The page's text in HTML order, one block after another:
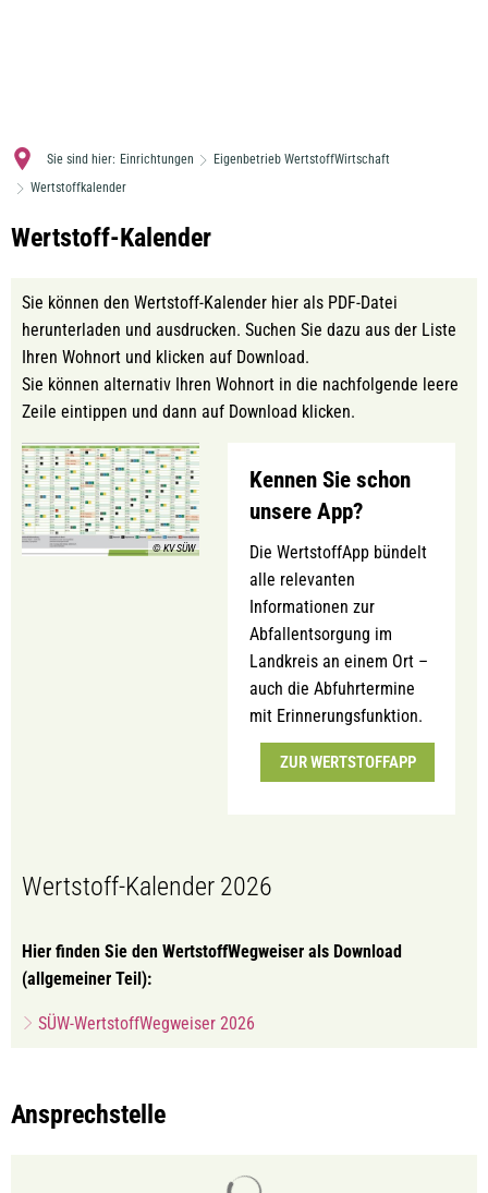
Sie sind hier: Einrichtungen
Eigenbetrieb WertstoffWirtschaft
Wertstoffkalender
Wertstoffkalender
Wertstoff-Kalender
Sie können den Wertstoff-Kalender hier als PDF-Datei
herunterladen und ausdrucken. Suchen Sie dazu aus der Liste
Ihren Wohnort und klicken auf Download.
Sie können alternativ Ihren Wohnort in die nachfolgende leere
Zeile eintippen und dann auf Download klicken.
© KV SÜW
Kennen Sie schon
unsere App?
Die WertstoffApp bündelt
alle relevanten
Informationen zur
Abfallentsorgung im
Landkreis an einem Ort –
auch die Abfuhrtermine
mit Erinnerungsfunktion.
ZUR WERTSTOFFAPP
Wertstoff-Kalender 2026
Hier finden Sie den WertstoffWegweiser als Download
(allgemeiner Teil):
SÜW-WertstoffWegweiser 2026
Ansprechstelle